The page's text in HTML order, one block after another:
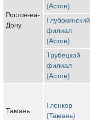
Ростов-на-
Дону
(Астон)
Глубокинский
филиал
(Астон)
Трубецкой
филиал
(Астон)
Тамань
Гленкор
(Тамань)